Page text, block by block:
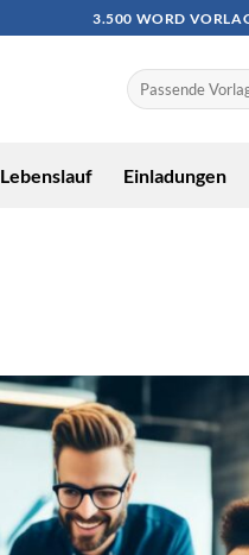
3.500 WORD
Lebenslauf Einladungen